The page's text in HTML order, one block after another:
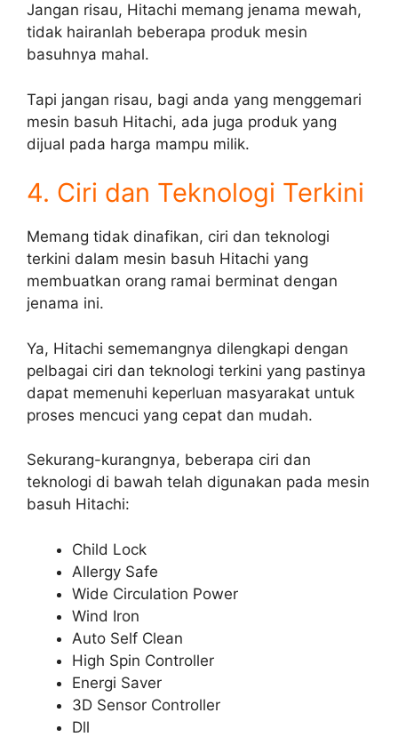
Jangan risau, Hitachi memang jenama mewah,
tidak hairanlah beberapa produk mesin
basuhnya mahal.
Tapi jangan risau, bagi anda yang menggemari
mesin basuh Hitachi, ada juga produk yang
dijual pada harga mampu milik.
4. Ciri dan Teknologi Terkini
Memang tidak dinafikan, ciri dan teknologi
terkini dalam mesin basuh Hitachi yang
membuatkan orang ramai berminat dengan
jenama ini.
Ya, Hitachi sememangnya dilengkapi dengan
pelbagai ciri dan teknologi terkini yang pastinya
dapat memenuhi keperluan masyarakat untuk
proses mencuci yang cepat dan mudah.
Sekurang-kurangnya, beberapa ciri dan
teknologi di bawah telah digunakan pada mesin
basuh Hitachi:
Child Lock
Allergy Safe
Wide Circulation Power
Wind Iron
Auto Self Clean
High Spin Controller
Energi Saver
3D Sensor Controller
Dll